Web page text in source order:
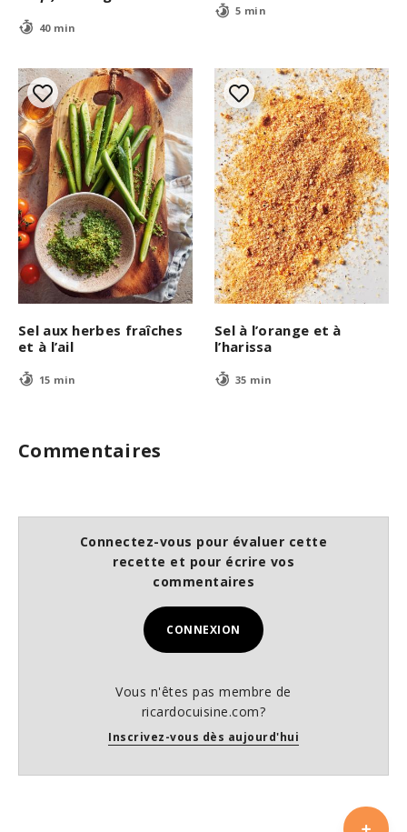
40 min
5 min
Sel aux herbes fraîches
et à l’ail
15 min
Sel à l’orange et à
l’harissa
35 min
Commentaires
Connectez-vous pour évaluer cette
recette et pour écrire vos
commentaires
CONNEXION
Vous n'êtes pas membre de
ricardocuisine.com?
Inscrivez-vous dès aujourd'hui